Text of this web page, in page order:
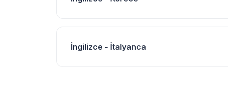
İngilizce - İtalyanca